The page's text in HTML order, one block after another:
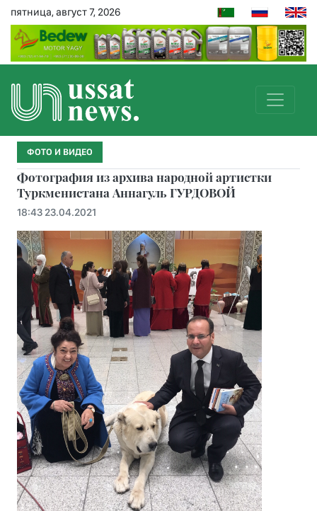
пятница, август 7, 2026
ФОТО И ВИДЕО
Фотография из архива народной артистки
Туркменистана Аннагуль ГУРДОВОЙ
18:43 23.04.2021